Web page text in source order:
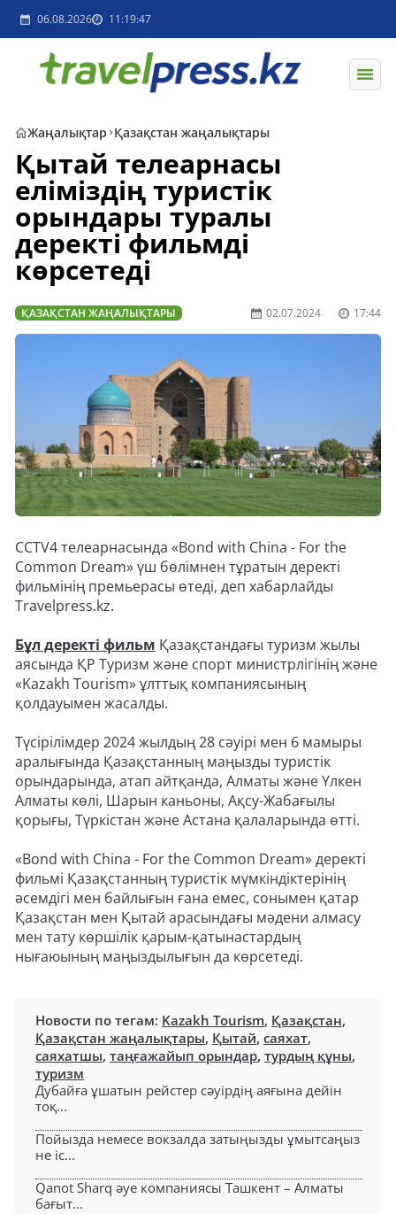
06.08.2026 11:19:47
Жаңалықтар Қазақстан жаңалықтары
Қытай телеарнасы
еліміздің туристік
орындары туралы
деректі фильмді
көрсетеді
ҚАЗАҚСТАН ЖАҢАЛЫҚТАРЫ 02.07.2024 17:44
CCTV4 телеарнасында «Bond with China - For the
Common Dream» үш бөлімнен тұратын деректі
фильмінің премьерасы өтеді, деп хабарлайды
Travelpress.kz.
Бұл деректі фильм Қазақстандағы туризм жылы
аясында ҚР Туризм және спорт министрлігінің және
«Kazakh Tourism» ұлттық компаниясының
қолдауымен жасалды.
Түсірілімдер 2024 жылдың 28 сәуірі мен 6 мамыры
аралығында Қазақстанның маңызды туристік
орындарында, атап айтқанда, Алматы және Үлкен
Алматы көлі, Шарын каньоны, Ақсу-Жабағылы
қорығы, Түркістан және Астана қалаларында өтті.
«Bond with China - For the Common Dream» деректі
фильмі Қазақстанның туристік мүмкіндіктерінің
әсемдігі мен байлығын ғана емес, сонымен қатар
Қазақстан мен Қытай арасындағы мәдени алмасу
мен тату көршілік қарым-қатынастардың
нығаюының маңыздылығын да көрсетеді.
Новости по тегам: Kazakh Tourism, Қазақстан,
Қазақстан жаңалықтары, Қытай, саяхат,
саяхатшы, таңғажайып орындар, турдың құны,
туризм
Дубайға ұшатын рейстер сәуірдің аяғына дейін
тоқ...
Пойызда немесе вокзалда затыңызды ұмытсаңыз
не іс...
Qanot Sharq әуе компаниясы Ташкент – Алматы
бағыт...